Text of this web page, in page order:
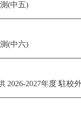
(中五)
(中六)
2026-2027年度 駐校